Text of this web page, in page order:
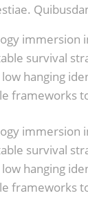
immersion
survival
hanging
frameworks
immersion
survival
hanging
frameworks